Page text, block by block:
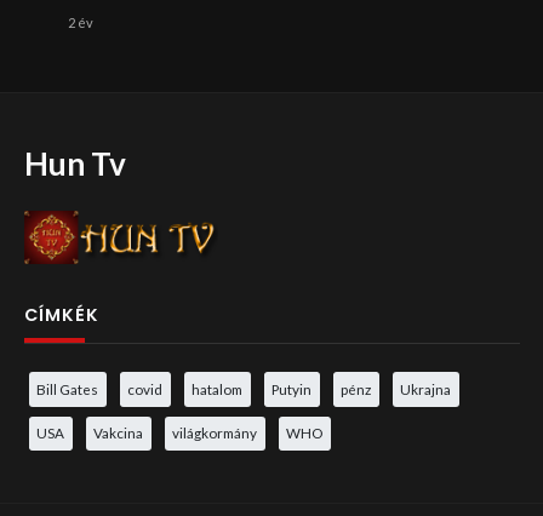
2 év
Hun Tv
CÍMKÉK
Bill Gates covid hatalom Putyin pénz Ukrajna
USA Vakcina világkormány WHO